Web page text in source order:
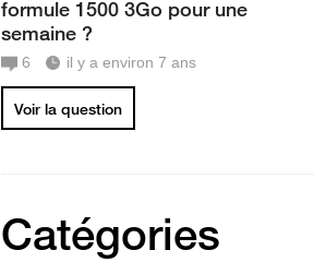
formule 1500 3Go pour une
semaine ?
6 il y a environ 7 ans
Voir la question
Catégories